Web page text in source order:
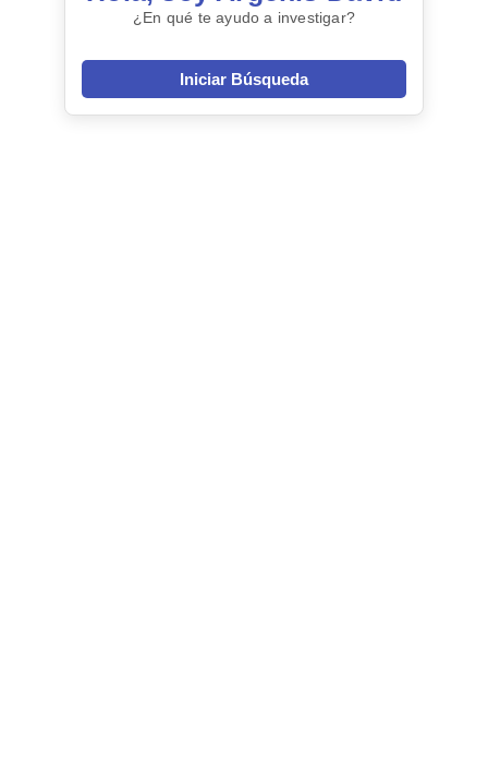
¿En qué te ayudo a investigar?
Iniciar Búsqueda